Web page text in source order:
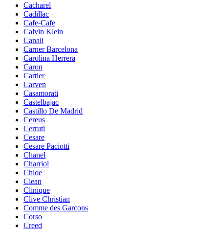
Cacharel
Cadillac
Cafe-Cafe
Calvin Klein
Canali
Carner Barcelona
Carolina Herrera
Caron
Cartier
Carven
Casamorati
Castelbajac
Castillo De Madrid
Cereus
Cerruti
Cesare
Cesare Paciotti
Chanel
Charriol
Chloe
Clean
Clinique
Clive Christian
Comme des Garcons
Corso
Creed